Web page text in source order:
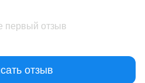
первый отзыв
отзыв